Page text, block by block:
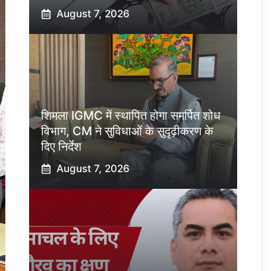
August 7, 2026
शिमला IGMC में स्थापित होगा समर्पित शोध
विभाग, CM ने सुविधाओं के सुदृढ़ीकरण के
दिए निर्देश
August 7, 2026